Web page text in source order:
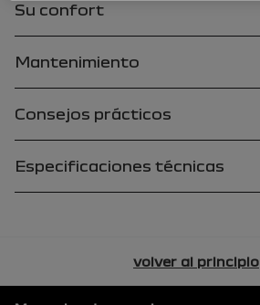
Su confort
Mantenimiento
Consejos prácticos
Especificaciones técnicas
volver al principio
Pie de página